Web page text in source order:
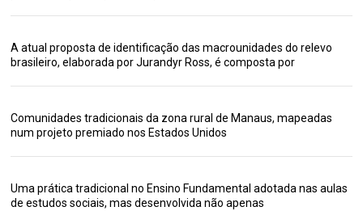
A atual proposta de identificação das macrounidades do relevo
brasileiro, elaborada por Jurandyr Ross, é composta por
Comunidades tradicionais da zona rural de Manaus, mapeadas
num projeto premiado nos Estados Unidos
Uma prática tradicional no Ensino Fundamental adotada nas aulas
de estudos sociais, mas desenvolvida não apenas